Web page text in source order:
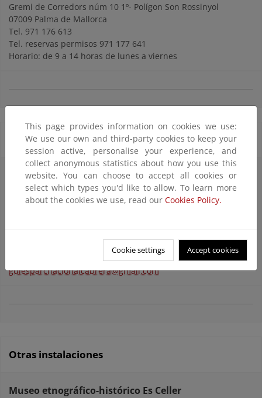
Gremi de Corredors núm 10 1º- Polígon Son Rossinyol
07009 Palma de Mallorca
Tel. 971 176 613
Tel. reservas permisos 971 177 641
Horario: de 9 a 14 horas de lunes a viernes
Bibliotecas
Biblioteca del Parque Nacional Marítimo Terrestre del
Archipiélago de Cabrera
Gremi de Corredors, 10 - Polígon Son Rossinyol
Tel. 971 177 641 / 871 870 132
/
guiesparcnacionalcabrera@gmail.com
Otras instalaciones
Museo etnográfico-histórico Es Celler
This page provides information on cookies we use:
We use our own and third-party cookies to keep your
session active, personalise your experience, and
collect anonymous statistics about how you use this
website. You can choose to accept all cookies or
select which types you'd like to allow. To learn more
about the cookies we use, read our Cookies Policy.
Cookie settings Accept cookies